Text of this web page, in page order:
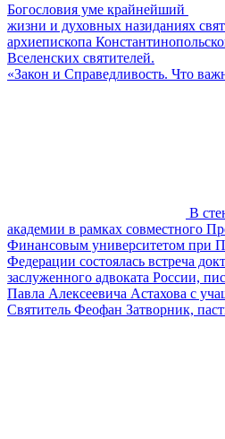
Богословия уме крайнейший
жизни и духовных назиданиях
архиепископа
Вселенских святителей.
«Закон и Справедливость. Что
В
академии в рамках совместного
Финансовым университетом при
Федерации состоялась встреча
заслуженного адвоката России,
Павла Алексеевича Астахова с
Святитель Феофан Затворник,